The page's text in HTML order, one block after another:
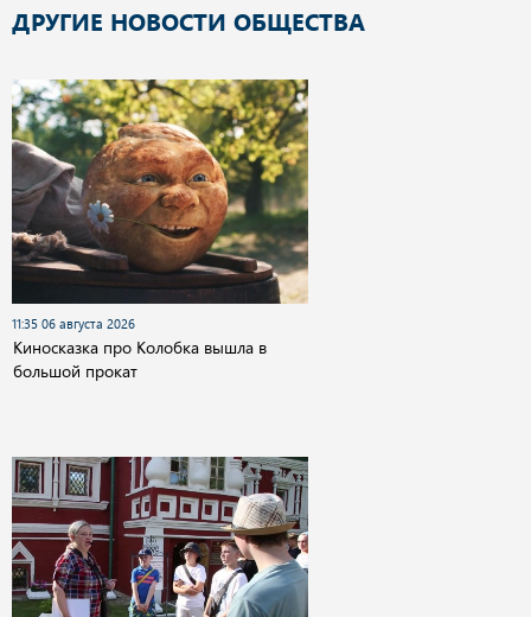
ДРУГИЕ НОВОСТИ ОБЩЕСТВА
11:35 06 августа 2026
Киносказка про Колобка вышла в
большой прокат